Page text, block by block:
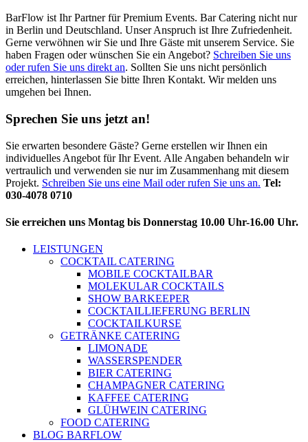
BarFlow ist Ihr Partner für Premium Events. Bar Catering nicht nur
in Berlin und Deutschland. Unser Anspruch ist Ihre Zufriedenheit.
Gerne verwöhnen wir Sie und Ihre Gäste mit unserem Service. Sie
haben Fragen oder wünschen Sie ein Angebot? Schreiben Sie uns
oder rufen Sie uns direkt an. Sollten Sie uns nicht persönlich
erreichen, hinterlassen Sie bitte Ihren Kontakt. Wir melden uns
umgehen bei Ihnen.
Sprechen Sie uns jetzt an!
Sie erwarten besondere Gäste? Gerne erstellen wir Ihnen ein
individuelles Angebot für Ihr Event. Alle Angaben behandeln wir
vertraulich und verwenden sie nur im Zusammenhang mit diesem
Projekt. Schreiben Sie uns eine Mail oder rufen Sie uns an. Tel:
030-4078 0710
Sie erreichen uns Montag bis Donnerstag 10.00 Uhr-16.00 Uhr.
LEISTUNGEN
COCKTAIL CATERING
MOBILE COCKTAILBAR
MOLEKULAR COCKTAILS
SHOW BARKEEPER
COCKTAILLIEFERUNG BERLIN
COCKTAILKURSE
GETRÄNKE CATERING
LIMONADE
WASSERSPENDER
BIER CATERING
CHAMPAGNER CATERING
KAFFEE CATERING
GLÜHWEIN CATERING
FOOD CATERING
BLOG BARFLOW